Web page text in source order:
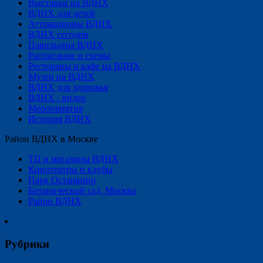
Выставки на ВДНХ
ВДНХ для детей
Аттракционы ВДНХ
ВДНХ сегодня
Павильоны ВДНХ
Расписание и схемы
Рестораны и кафе на ВДНХ
Музеи на ВДНХ
ВДНХ для здоровья
ВДНХ - видео
Мероприятия
История ВДНХ
Район ВДНХ в Москве
ТЦ и магазины ВДНХ
Кинотеатры и клубы
Парк Останкино
Ботанический сад, Москва
Район ВДНХ
Рубрики